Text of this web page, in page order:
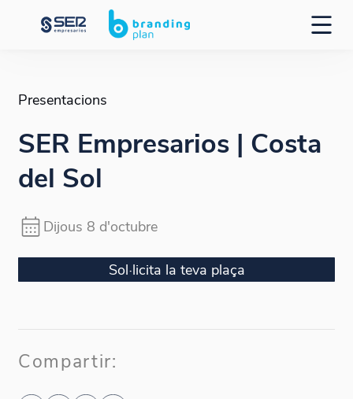
Presentacions
SER Empresarios | Costa
del Sol
Dijous 8 d'octubre
Sol·licita la teva plaça
Compartir: